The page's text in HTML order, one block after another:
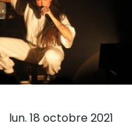
lun. 18 octobre 2021